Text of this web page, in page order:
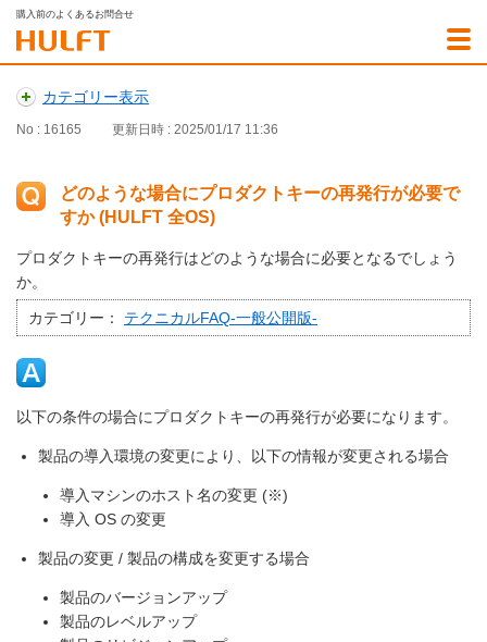
購入前のよくあるお問合せ
カテゴリー表示
No : 16165 更新日時 : 2025/01/17 11:36
どのような場合にプロダクトキーの再発行が必要で
すか (HULFT 全OS)
プロダクトキーの再発行はどのような場合に必要となるでしょう
か。
カテゴリー： テクニカルFAQ-一般公開版-
以下の条件の場合にプロダクトキーの再発行が必要になります。
製品の導入環境の変更により、以下の情報が変更される場合
導入マシンのホスト名の変更 (※)
導入 OS の変更
製品の変更 / 製品の構成を変更する場合
製品のバージョンアップ
製品のレベルアップ